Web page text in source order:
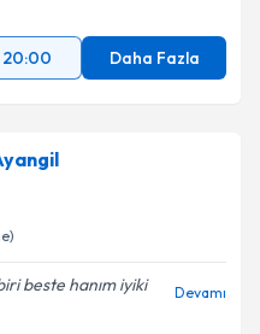
20:00 Daha Fazla
beste hanım iyiki
Devamı